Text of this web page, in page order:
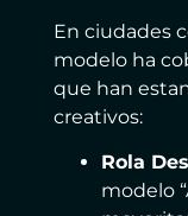
En ciudades
modelo ha
que han
creativos:
Rola
modelo